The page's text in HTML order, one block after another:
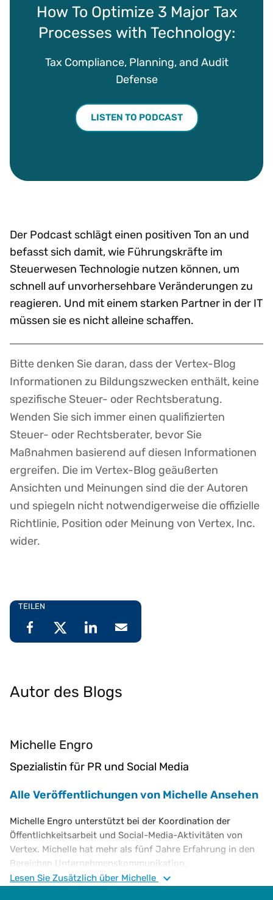
How To Optimize 3 Major Tax
Processes with Technology:
Tax Compliance, Planning, and Audit
Defense
LISTEN TO PODCAST
Der Podcast schlägt einen positiven Ton an und
befasst sich damit, wie Führungskräfte im
Steuerwesen Technologie nutzen können, um
schnell auf unvorhersehbare Veränderungen zu
reagieren. Und mit einem starken Partner in der IT
müssen sie es nicht alleine schaffen.
Disclaimer
Bitte denken Sie daran, dass der Vertex-Blog
Informationen zu Bildungszwecken enthält, keine
spezifische Steuer- oder Rechtsberatung.
Wenden Sie sich immer einen qualifizierten
Steuer- oder Rechtsberater, bevor Sie
Maßnahmen basierend auf diesen Informationen
ergreifen. Die im Vertex-Blog geäußerten
Ansichten und Meinungen sind die der Autoren
und spiegeln nicht notwendigerweise die offizielle
Richtlinie, Position oder Meinung von Vertex, Inc.
wider.
TEILEN
Autor des Blogs
Michelle Engro
Spezialistin für PR und Social Media
Alle Veröffentlichungen von Michelle Ansehen
Michelle Engro unterstützt bei der Koordination der
Öffentlichkeitsarbeit und Social-Media-Aktivitäten von
Vertex. Michelle hat mehr als fünf Jahre Erfahrung in den
Bereichen Unternehmenskommunikation,
Öffentlichkeitsarbeit und Social Media. Michelle ist
Lesen Sie Zusätzlich über Michelle